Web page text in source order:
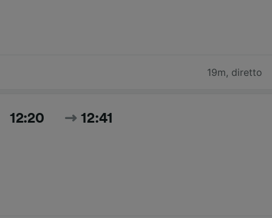
19m, diretto
12:20 12:41